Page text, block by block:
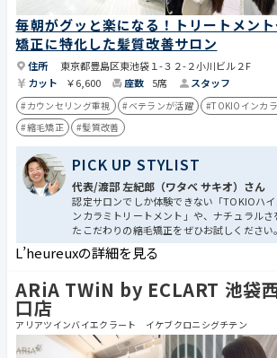
毎朝がグッと楽になる！トリートメン
矯正に特化した髪質改善サロン
住所
東京都豊島区東池袋１-３２-２小川ビル２F
カット
￥6,600 座数 5席 スタッフ
#カウンセリング重視 #ベテランが活躍
#TOKIOインカ
#縮毛矯正
#髪質改善
PICK UP STYLIST
代表/渡部 左紀郎（ワタベ サキオ​​）さん
認定サロンでしか体験できない「TOKIOハ
ンカラミトリートメント」や、ナチュラルさ
たこだわりの縮毛矯正をぜひお試しください。
L’heureuxの詳細を見る
ARiA TWiN by ECLART 池袋
口店
アリアツインバイエクラート イケブクロニシグチテン